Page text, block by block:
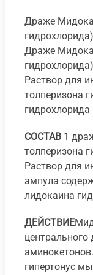
Драже
Драже
Раствор для
толперизона
СОСТАВ 1
толперизона
Раствор для
ампула
лидокаина
ДЕЙСТВИЕ
центрального
гипертонус